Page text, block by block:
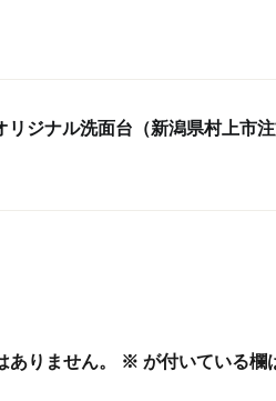
リジナル洗面台（新潟県村上市
りません。 ※ が付いている欄